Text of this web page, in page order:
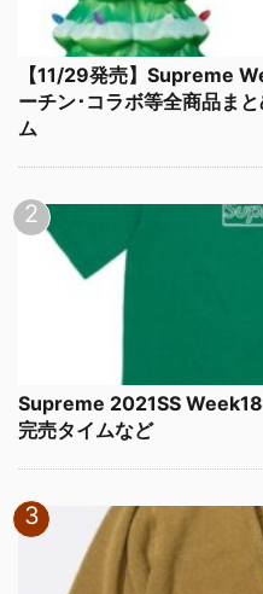
【11/29発売】Supreme
ーチン･コラボ等全商品ま
ム
Supreme 2021SS Week18
完売タイムなど